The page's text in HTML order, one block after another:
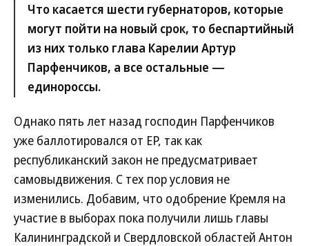
Что касается шести губернаторов, которые
могут пойти на новый срок, то беспартийный
из них только глава Карелии Артур
Парфенчиков, а все остальные —
единороссы.
Однако пять лет назад господин Парфенчиков
уже баллотировался от ЕР, так как
республиканский закон не предусматривает
самовыдвижения. С тех пор условия не
изменились. Добавим, что одобрение Кремля на
участие в выборах пока получили лишь главы
Калининградской и Свердловской областей Антон